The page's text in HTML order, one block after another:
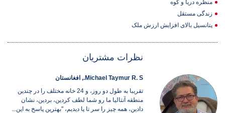
منظره دریا و کوه
زندگی مستقل
پتانسیل بالای افزایش ارزش ملک
نظرات مشتریان
Michael Taymur R. S., افغانستان
تقریبا به طول دو روز، و 24 خانه مختلف را در چندین
منطقه آنتالیا ما رو شما لطف کردین، بردین، نشان
دادین، همه چیز را سر تا پا دیدیم، "بهترین پاسخ به این...